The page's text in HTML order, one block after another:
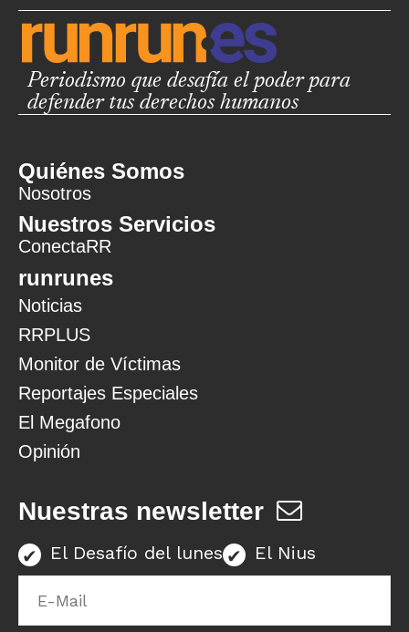
Periodismo que desafía el poder para
defender tus derechos humanos
Quiénes Somos
Nosotros
Nuestros Servicios
ConectaRR
runrunes
Noticias
RRPLUS
Monitor de Víctimas
Reportajes Especiales
El Megafono
Opinión
Nuestras newsletter
El Desafío del lunes El Nius